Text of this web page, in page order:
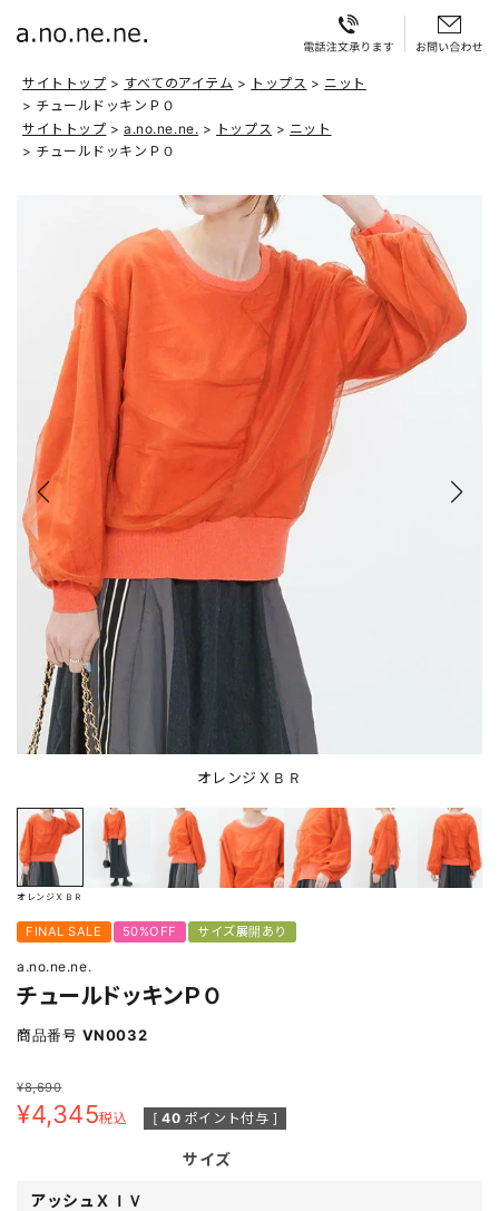
サイトトップ すべてのアイテム トップス
ニット
チュールドッキンＰＯ
サイトトップ
a.no.ne.ne. トップス
ニット
チュールドッキンＰＯ
オレンジＸＢＲ
オレンジＸＢＲ
FINAL SALE 50%OFF サイズ展開あり
a.no.ne.ne.
チュールドッキンＰＯ
商品番号 VN0032
¥8,690
¥4,345税込 [ 40 ポイント付与 ]
サイズ
アッシュＸＩＶ